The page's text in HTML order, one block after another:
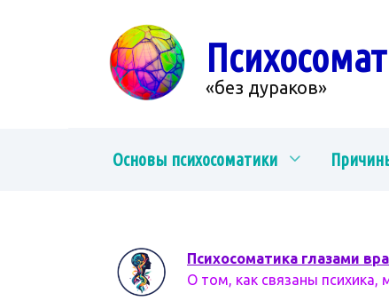
«без дураков»
Основы психосоматики
Психосоматика глазами
О том, как связаны психика,